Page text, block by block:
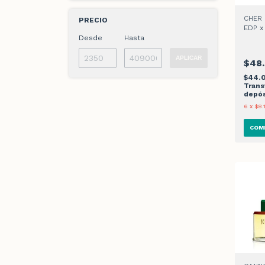
PRECIO
Desde Hasta
APLICAR
CHER
EDP
6 x